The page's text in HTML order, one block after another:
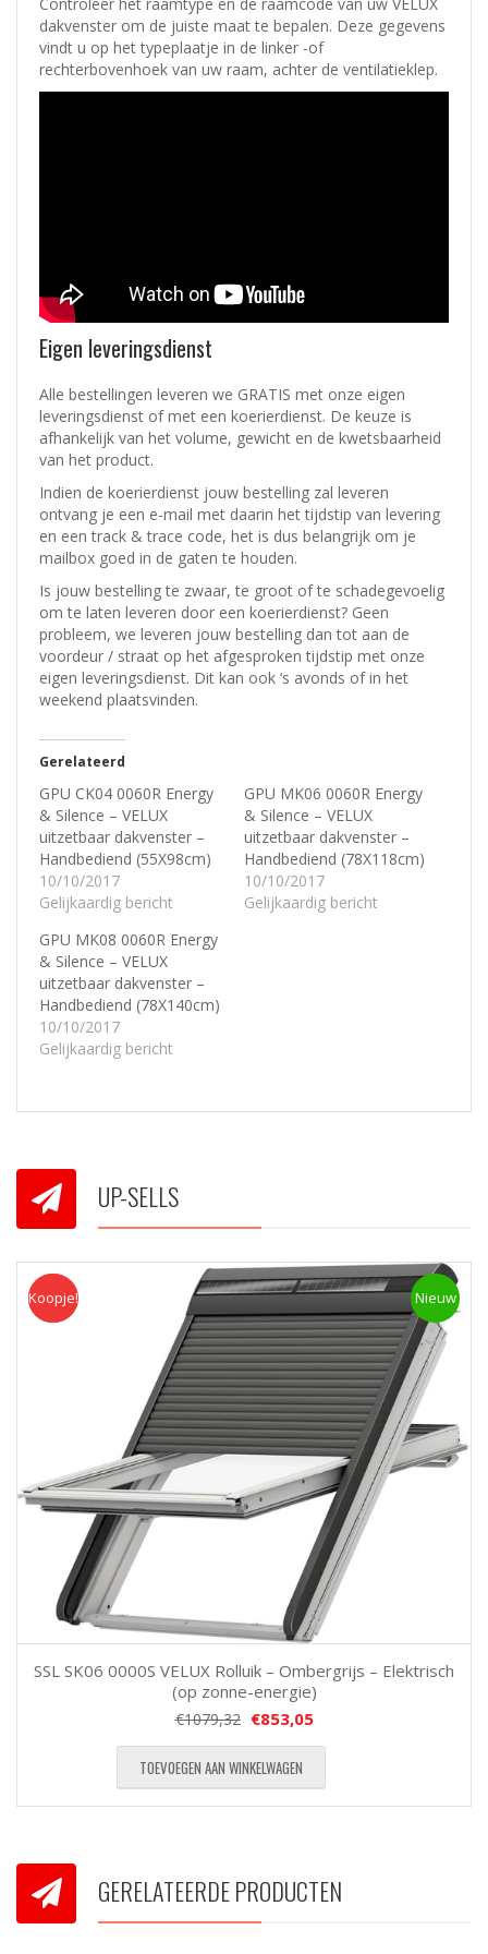
dakvenster om de juiste maat te bepalen. Deze gegevens
vindt u op het typeplaatje in de linker -of
rechterbovenhoek van uw raam, achter de ventilatieklep.
Eigen leveringsdienst
Alle bestellingen leveren we GRATIS met onze eigen
leveringsdienst of met een koerierdienst. De keuze is
afhankelijk van het volume, gewicht en de kwetsbaarheid
van het product.
Indien de koerierdienst jouw bestelling zal leveren
ontvang je een e-mail met daarin het tijdstip van levering
en een track & trace code, het is dus belangrijk om je
mailbox goed in de gaten te houden.
Is jouw bestelling te zwaar, te groot of te schadegevoelig
om te laten leveren door een koerierdienst? Geen
probleem, we leveren jouw bestelling dan tot aan de
voordeur / straat op het afgesproken tijdstip met onze
eigen leveringsdienst. Dit kan ook ‘s avonds of in het
weekend plaatsvinden.
Gerelateerd
GPU CK04 0060R Energy
& Silence – VELUX
uitzetbaar dakvenster –
Handbediend (55X98cm)
10/10/2017
Gelijkaardig bericht
GPU MK06 0060R Energy
& Silence – VELUX
uitzetbaar dakvenster –
Handbediend (78X118cm)
10/10/2017
Gelijkaardig bericht
GPU MK08 0060R Energy
& Silence – VELUX
uitzetbaar dakvenster –
Handbediend (78X140cm)
10/10/2017
Gelijkaardig bericht
UP-SELLS
Koopje Nieuw
Koopje!
SSL SK06 0000S VELUX Rolluik – Ombergrijs – Elektrisch
(op zonne-energie)
€1079,32 €853,05
TOEVOEGEN AAN WINKELWAGEN
GERELATEERDE PRODUCTEN